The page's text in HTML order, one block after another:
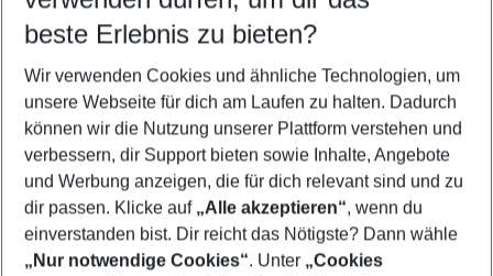
5-8 Nächte
2 Erwachsene Keine Kinder
Mehr Filter anzeigen
beste Erlebnis zu bieten?
Wir verwenden Cookies und ähnliche Technologien, um
unsere Webseite für dich am Laufen zu halten. Dadurch
können wir die Nutzung unserer Plattform verstehen und
verbessern, dir Support bieten sowie Inhalte, Angebote
und Werbung anzeigen, die für dich relevant sind und zu
dir passen. Klicke auf „Alle akzeptieren“, wenn du
einverstanden bist. Dir reicht das Nötigste? Dann wähle
„Nur notwendige Cookies“. Unter „Cookies